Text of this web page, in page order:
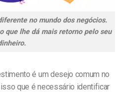
no mundo dos negócios.
que lhe dá mais retorno pelo seu
é um desejo comum no
que é necessário identificar